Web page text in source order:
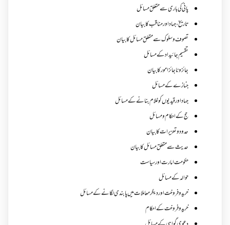
پانی کی باری سے متعلق مسائل
تاریخ،جہاد اور مناقب کا بیان
تصوف و سلوک سے متعلق مسائل کا بیان
تقسیم جائیداد کے مسائل
جائز و ناجائزامور کا بیان
جنازے کےمسائل
جہاد اور قیدیوں کو غلام بنانے کے مسائل
حج کے احکام ومسائل
حدود و تعزیرات کا بیان
حدیث سے متعلق مسائل کا بیان
حکومت امارت اور سیاست
حوالہ کے مسائل
خرید و فروخت اور دیگر معاملات میں پابندی لگانے کے مسائل
خرید و فروخت کے احکام